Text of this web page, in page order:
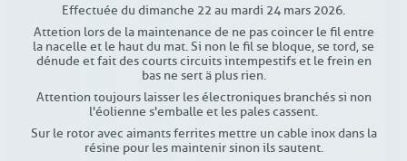
Effectuée du dimanche 22 au mardi 24 mars 2026.
Attetion lors de la maintenance de ne pas coincer le fil entre
la nacelle et le haut du mat. Si non le fil se bloque, se tord, se
dénude et fait des courts circuits intempestifs et le frein en
bas ne sert ä plus rien.
Attention toujours laisser les électroniques branchés si non
l'éolienne s'emballe et les pales cassent.
Sur le rotor avec aimants ferrites mettre un cable inox dans la
résine pour les maintenir sinon ils sautent.